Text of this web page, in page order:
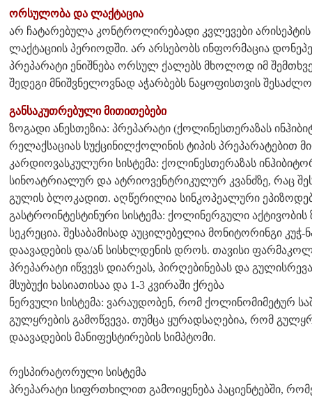
ორსულობა და ლაქტაცია
არ ჩატარებულა კონტროლირებადი კვლევები
ლაქტაციის პერიოდში. არ არსებობს ინფორმაცია
პრეპარატი ენიშნება ორსულ ქალებს მხოლოდ იმ
შედეგი მნიშვნელოვნად აჭარბებს ნაყოფისთვის
განსაკუთრებული მითითებები
ზოგადი ანესთეზია: პრეპარატი (ქოლინესთერაზას
რელაქსაციას სუქცინილქოლინის ტიპის პრეპარატებით
კარდიოვასკულური სისტემა: ქოლინესთერაზას
სინოატრიალურ და ატრიოვენტრიკულურ კვანძზე, რაც
გულის ბლოკადით. აღწერილია სინკოპეალური
გასტროინტესტინური სისტემა: ქოლინერგული აქტივობის
სეკრეცია. შესაბამისად აუცილებელია მონიტორინგი
დაავადების და/ან სისხლდენის დროს. თავისი
პრეპარატი იწვევს დიარეას, პირღებინებას და
მსუბუქი ხასიათისაა და 1-3 კვირაში ქრება
ნერვული სისტემა: ვარაუდობენ, რომ ქოლინომიმეტურ
გულყრების გამოწვევა. თუმცა ყურადსაღებია, რომ
დაავადების მანიფესტირების სიმპტომი.
რესპირატორული სისტემა
პრეპარატი სიფრთხილით გამოიყენება პაციენტებში,